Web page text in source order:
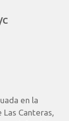
C
en la
Canteras,